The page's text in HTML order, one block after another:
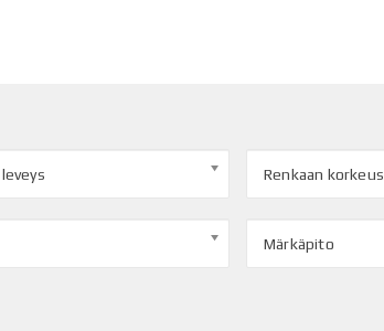
Renkaan korkeus
Märkäpito